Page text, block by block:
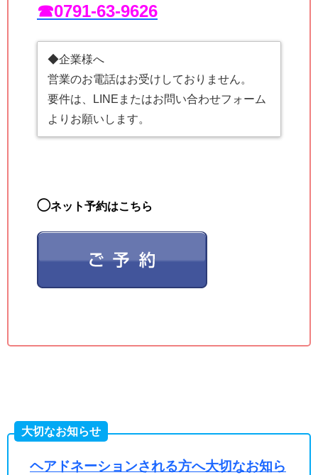
☎︎0791-63-9626
◆企業様へ
営業のお電話はお受けしておりません。
要件は、LINEまたはお問い合わせフォーム
よりお願いします。
◯ネット予約はこちら
大切なお知らせ
ヘアドネーションされる方へ大切なお知ら